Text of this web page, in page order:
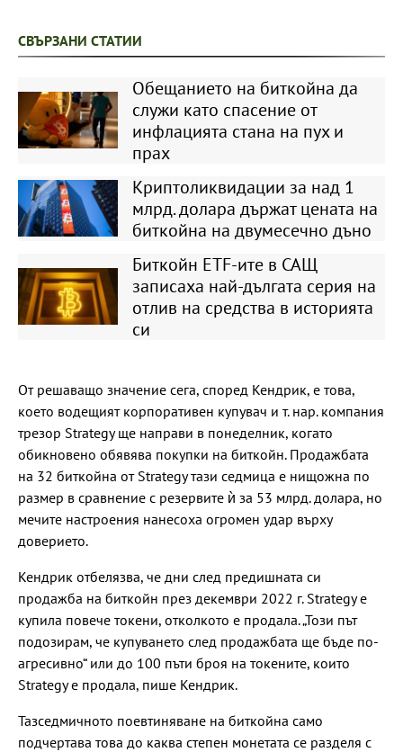
СВЪРЗАНИ СТАТИИ
Обещанието на биткойна да
служи като спасение от
инфлацията стана на пух и
прах
Криптоликвидации за над 1
млрд. долара държат цената на
биткойна на двумесечно дъно
Биткойн ETF-ите в САЩ
записаха най-дългата серия на
отлив на средства в историята
си
От решаващо значение сега, според Кендрик, е това,
което водещият корпоративен купувач и т. нар. компания
трезор Strategy ще направи в понеделник, когато
обикновено обявява покупки на биткойн. Продажбата
на 32 биткойна от Strategy тази седмица е нищожна по
размер в сравнение с резервите ѝ за 53 млрд. долара, но
мечите настроения нанесоха огромен удар върху
доверието.
Кендрик отбелязва, че дни след предишната си
продажба на биткойн през декември 2022 г. Strategy е
купила повече токени, отколкото е продала. „Този ​​път
подозирам, че купуването след продажбата ще бъде по-
агресивно“ или до 100 пъти броя на токените, които
Strategy е продала, пише Кендрик.
Тазседмичното поевтиняване на биткойна само
подчертава това до каква степен монетата се разделя с